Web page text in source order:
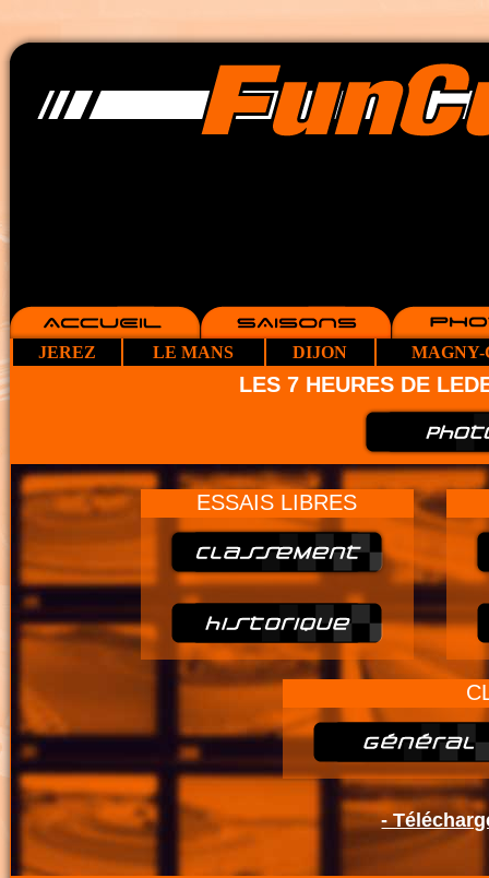
JEREZ LE MANS DIJON MAGNY-
LES 7 HEURES DE
ESSAIS LIBRES
-